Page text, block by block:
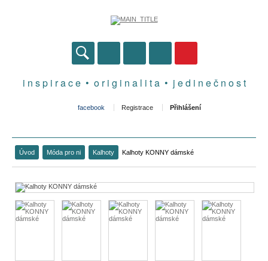
i n s p i r a c e • o r i g i n a l i t a • j e d i n e č n o s t
facebook Registrace Přihlášení
Úvod Móda pro ni Kalhoty Kalhoty KONNY dámské